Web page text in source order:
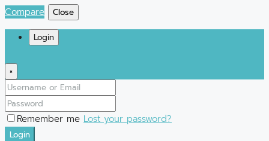
Compare
Close
Login
×
Remember me Lost your password?
Login